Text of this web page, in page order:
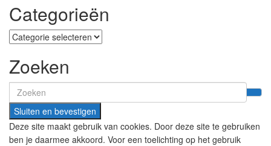
Categorieën
Categorieën
Zoeken
Search
for:
Deze site maakt gebruik van cookies. Door deze site te gebruiken
ben je daarmee akkoord. Voor een toelichting op het gebruik